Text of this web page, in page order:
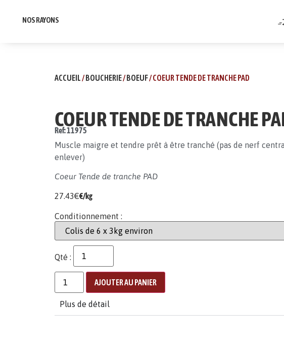
NOS RAYONS
ACCUEIL/BOUCHERIE/BOEUF/ COEUR TENDE DE TRANCHE PAD
COEUR TENDE DE TRANCHE
Ref: 11975
Muscle maigre et tendre prêt à être tranché (pas de nerf
enlever)
Coeur Tende de tranche PAD
27.43€€/kg
Conditionnement :
Qté :
AJOUTER AU PANIER
Plus de détail